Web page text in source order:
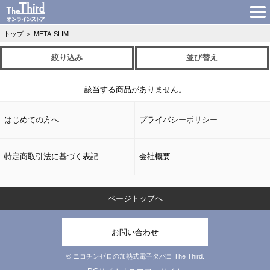
トップ ＞ META-SLIM
絞り込み 並び替え
該当する商品がありません。
はじめての方へ プライバシーポリシー
特定商取引法に基づく表記 会社概要
ページトップへ
お問い合わせ
© ニコチンゼロの加熱式電子タバコ The Third.